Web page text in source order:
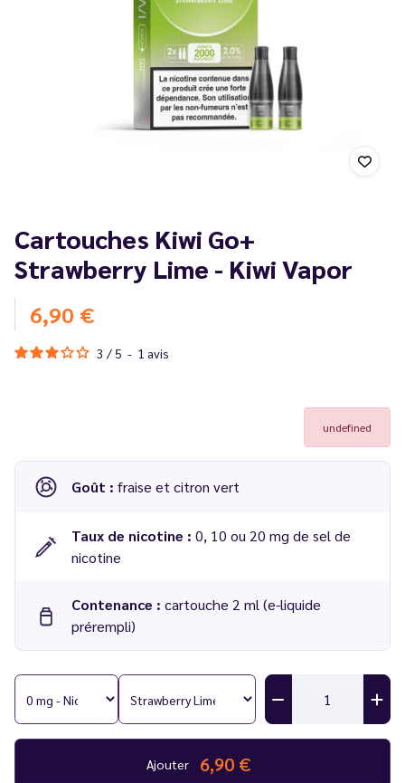
Cartouches Kiwi Go+
Strawberry Lime - Kiwi Vapor
6,90 €
3 / 5 - 1 avis
undefined
Goût : fraise et citron vert
Taux de nicotine : 0, 10 ou 20 mg de sel de
nicotine
Contenance : cartouche 2 ml (e-liquide
prérempli)
Compatible :
Kit Kiwi GO+
Nombre de bouffées :1000 par cartouches, soit 2000 au
Ajouter 6,90 €